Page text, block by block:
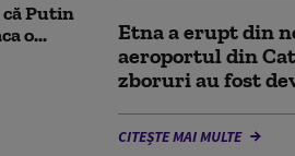
Putin
o...
Etna a erupt din
aeroportul din
zboruri au fost
CITEȘTE MAI MULTE